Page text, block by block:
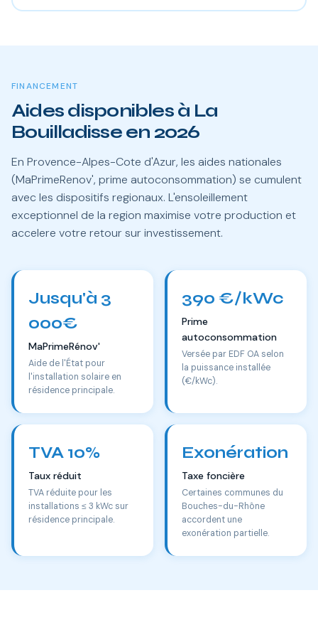
FINANCEMENT
Aides disponibles à La
Bouilladisse en 2026
En Provence-Alpes-Cote d'Azur, les aides nationales
(MaPrimeRenov', prime autoconsommation) se cumulent
avec les dispositifs regionaux. L'ensoleillement
exceptionnel de la region maximise votre production et
accelere votre retour sur investissement.
Jusqu'à 3
000€
MaPrimeRénov'
Aide de l'État pour
l'installation solaire en
résidence principale.
390 €/kWc
Prime
autoconsommation
Versée par EDF OA selon
la puissance installée
(€/kWc).
TVA 10%
Taux réduit
TVA réduite pour les
installations ≤ 3 kWc sur
résidence principale.
Exonération
Taxe foncière
Certaines communes du
Bouches-du-Rhône
accordent une
exonération partielle.